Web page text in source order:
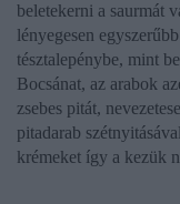
beletekerni a saurmát
lényegesen
tésztalepénybe, mint
Bocsánat, az arabok
zsebes pitát,
pitadarab
krémeket így a kezük